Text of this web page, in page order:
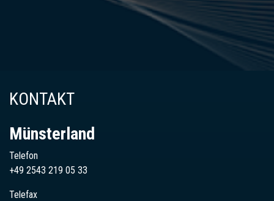
KONTAKT
Münsterland
Telefon
+49 2543 219 05 33
Telefax